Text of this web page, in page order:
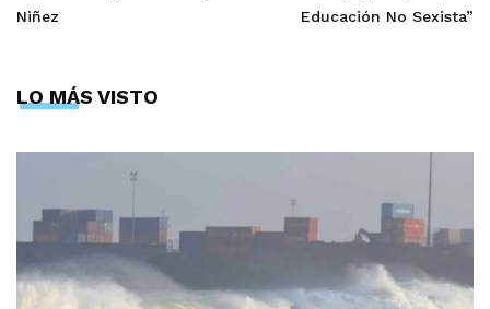
Niñez
Educación No Sexista”
LO MÁS VISTO